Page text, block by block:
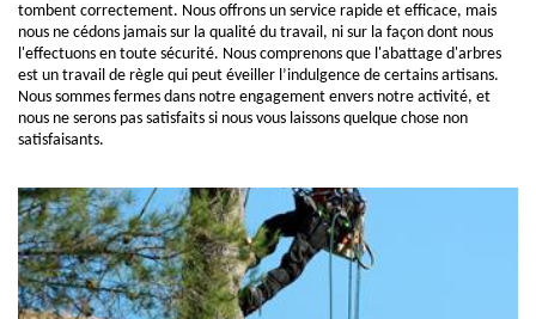
tombent correctement. Nous offrons un service rapide et efficace, mais
nous ne cédons jamais sur la qualité du travail, ni sur la façon dont nous
l'effectuons en toute sécurité. Nous comprenons que l'abattage d'arbres
est un travail de règle qui peut éveiller l’indulgence de certains artisans.
Nous sommes fermes dans notre engagement envers notre activité, et
nous ne serons pas satisfaits si nous vous laissons quelque chose non
satisfaisants.